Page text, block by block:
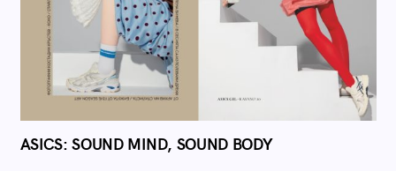
ASICS: SOUND MIND, SOUND BODY